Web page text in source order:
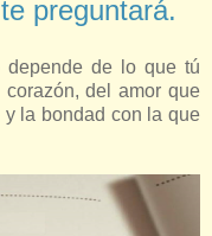
preguntará.
de lo que tú
del amor que
la bondad con la que